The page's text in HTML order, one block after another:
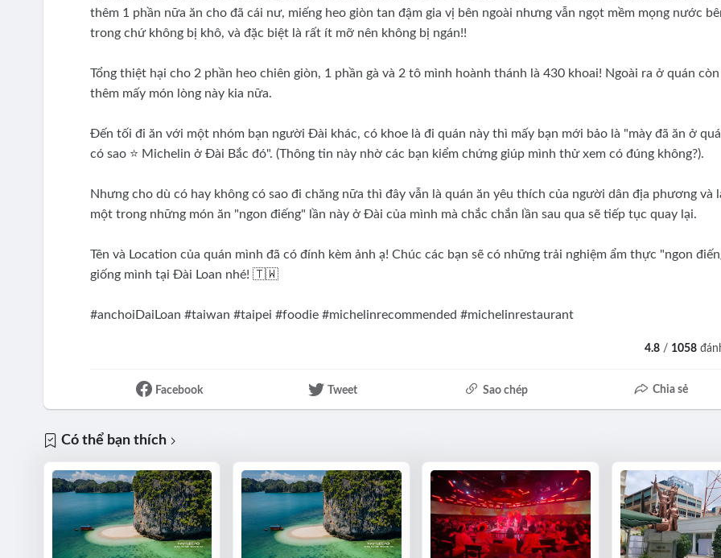
thêm 1 phần nữa ăn cho đã cái nư, miếng heo giòn tan đậm gia vị bên ngoài nhưng vẫn ngọt mềm mọng nước
trong chứ không bị khô, và đặc biệt là rất ít mỡ nên không bị ngán!!
Tổng thiệt hại cho 2 phần heo chiên giòn, 1 phần gà và 2 tô mình hoành thánh là 430 khoai! Ngoài ra ở quán
thêm mấy món lòng này kia nữa.
Đến tối đi ăn với một nhóm bạn người Đài khác, có khoe là đi quán này thì mấy bạn mới bảo là "mày đã ăn ở
có sao ⭐️ Michelin ở Đài Bắc đó". (Thông tin này nhờ các bạn kiểm chứng giúp mình thử xem có đúng không?).
Nhưng cho dù có hay không có sao đi chăng nữa thì đây vẫn là quán ăn yêu thích của người dân địa phương và
một trong những món ăn "ngon điếng" lần này ở Đài của mình mà chắc chắn lần sau qua sẽ tiếp tục quay lại.
Tên và Location của quán mình đã có đính kèm ảnh ạ! Chúc các bạn sẽ có những trải nghiệm ẩm thực "ngon
giống mình tại Đài Loan nhé! 🇹🇼
#anchoiDaiLoan #taiwan #taipei #foodie #michelinrecommended #michelinrestaurant
4.8 / 1058
Facebook Tweet Sao chép Chia sẻ
Có thể bạn thích